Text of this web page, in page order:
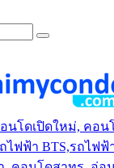
นโดเปิดใหม่, คอ
ฟฟ้า BTS,รถไฟฟ้